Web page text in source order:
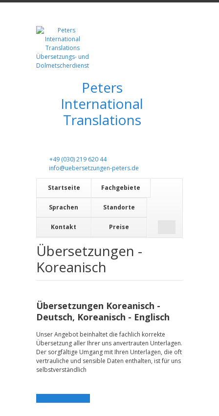
Peters
International
Translations
+49 (030) 219 620 44
info@uebersetzungen-peters.de
Startseite Fachgebiete
Sprachen Standorte
Kontakt Preise
Übersetzungen -
Koreanisch
Übersetzungen Koreanisch -
Deutsch, Koreanisch - Englisch
Unser Angebot beinhaltet die fachlich korrekte
Übersetzung aller Ihrer uns anvertrauten Unterlagen.
Der sorgfältige Umgang mit Ihren Unterlagen, die oft
vertrauliche und sensible Daten enthalten, ist für uns
selbstverständlich